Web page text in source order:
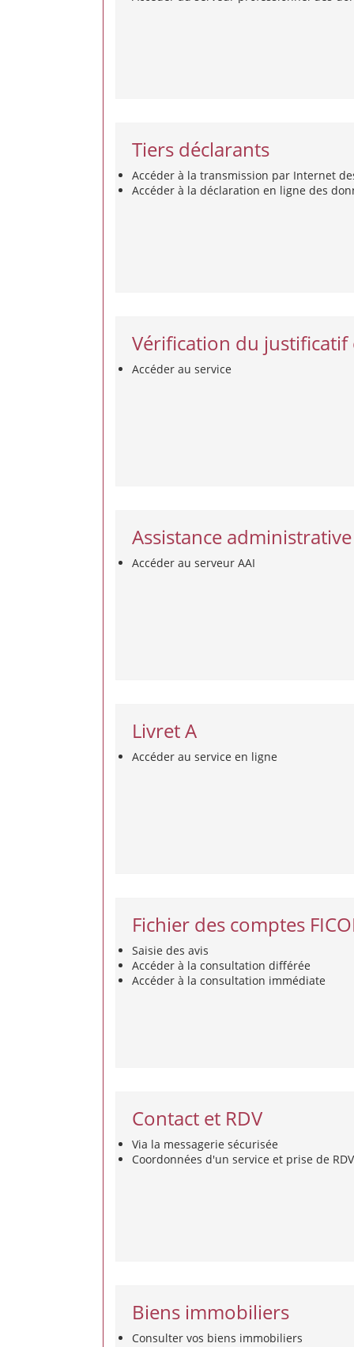
Tiers déclarants
Accéder à la transmission par Internet
Accéder à la déclaration en ligne des
Vérification du
Accéder au service
Assistance
Accéder au serveur AAI
Livret A
Accéder au service en ligne
Fichier des comptes
Saisie des avis
Accéder à la consultation différée
Accéder à la consultation immédiate
Contact et RDV
Via la messagerie sécurisée
Coordonnées d'un service et prise de RDV
Biens immobiliers
Consulter vos biens immobiliers